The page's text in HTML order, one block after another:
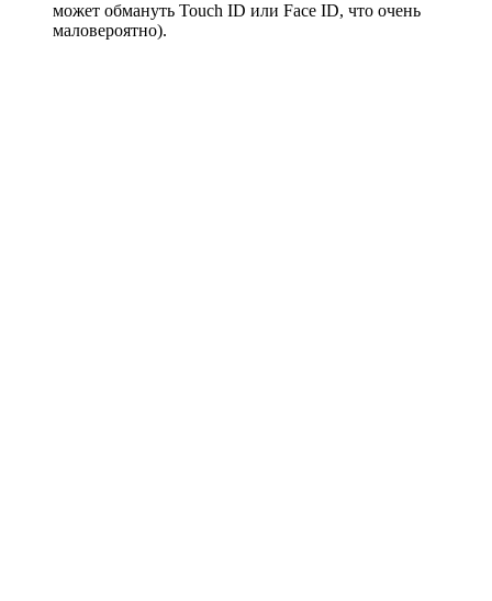
может обмануть Touch ID или Face ID, что очень
маловероятно).